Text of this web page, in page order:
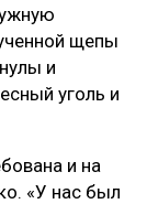
щепы
и
уголь и
и на
«У нас был